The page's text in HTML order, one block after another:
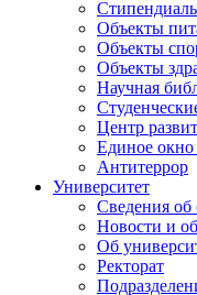
Объекты
Объекты
Объекты
Научная
Центр
Единое окно
Антитеррор
Университет
Сведения об
Новости и
Об
Ректорат